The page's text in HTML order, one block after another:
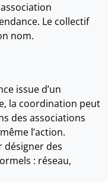
Le collectif
nom.
issue d’un
la coordination peut
des associations
l’action.
désigner des
: réseau,